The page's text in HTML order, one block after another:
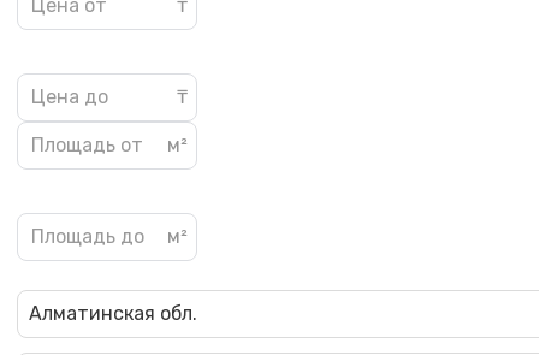
Алматинская обл.